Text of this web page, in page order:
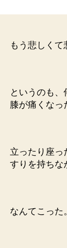
もう悲しくて
というのも
膝が痛くなっ
立ったり座っ
すりを持ちな
なんてこった。